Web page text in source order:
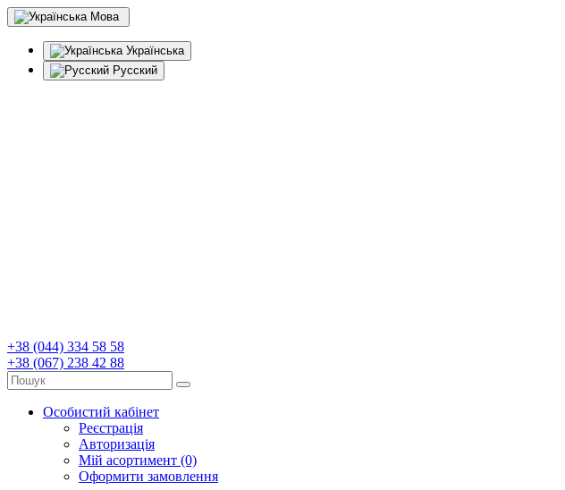
Мова
Українська
Русский
+38 (044) 334 58 58
+38 (067) 238 42 88
Особистий кабінет
Реєстрація
Авторизація
Мій асортимент (0)
Оформити замовлення